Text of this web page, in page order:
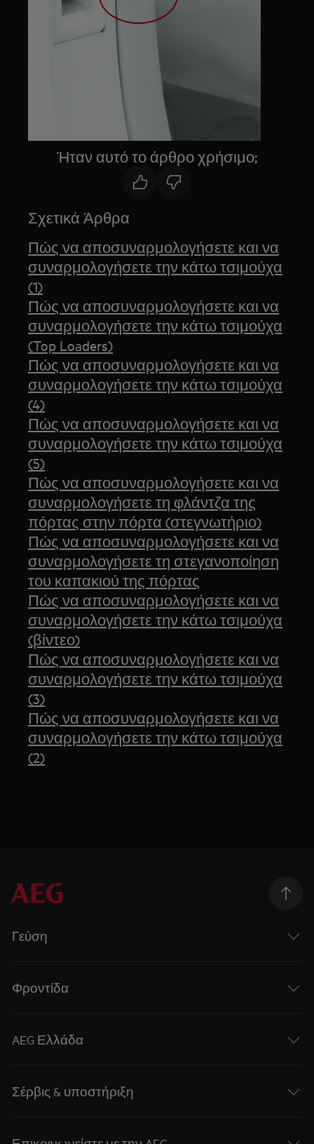
Ήταν αυτό το άρθρο χρήσιμο;
Σχετικά Άρθρα
Πώς να αποσυναρμολογήσετε και να
συναρμολογήσετε την κάτω τσιμούχα
(1)
Πώς να αποσυναρμολογήσετε και να
συναρμολογήσετε την κάτω τσιμούχα
(Top Loaders)
Πώς να αποσυναρμολογήσετε και να
συναρμολογήσετε την κάτω τσιμούχα
(4)
Πώς να αποσυναρμολογήσετε και να
συναρμολογήσετε την κάτω τσιμούχα
(5)
Πώς να αποσυναρμολογήσετε και να
συναρμολογήσετε τη φλάντζα της
πόρτας στην πόρτα (στεγνωτήριο)
Πώς να αποσυναρμολογήσετε και να
συναρμολογήσετε τη στεγανοποίηση
του καπακιού της πόρτας
Πώς να αποσυναρμολογήσετε και να
συναρμολογήσετε την κάτω τσιμούχα
(βίντεο)
Πώς να αποσυναρμολογήσετε και να
συναρμολογήσετε την κάτω τσιμούχα
(3)
Πώς να αποσυναρμολογήσετε και να
συναρμολογήσετε την κάτω τσιμούχα
(2)
Γεύση
Φροντίδα
AEG Ελλάδα
Σέρβις & υποστήριξη